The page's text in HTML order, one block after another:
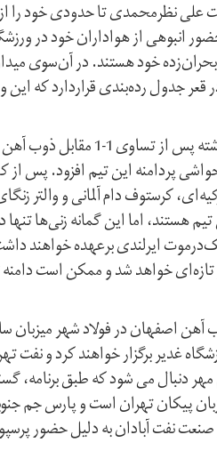
انبوهی از هواداران خود در
خود هستند. در آن‌سوی
تنها 5 امتیاز در قعر جدول رده‌بندی
آبی‌پوشان پایتخت هفته
پردامنه این تیم افزود. پس
کرستوف دام آلمانی و والتر
هستند، اما این گمانه زنی‌ها
ایرلندی برعهده خواهند
تازه‌ای خواهد شد و ممکن است
آهن اصفهان در فولاد شهر
غدیر برگزار خواهند کرد و
دنبال می شود که طبق برنامه،
پیکان تهران است و پارس جم
نفت آبادان به دلیل حضور